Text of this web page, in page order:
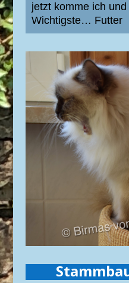
jetzt komme ich
Wichtigste… Futter